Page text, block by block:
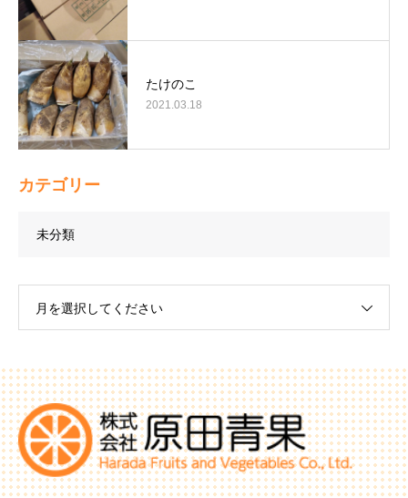
たけのこ
2021.03.18
カテゴリー
未分類
月を選択してください